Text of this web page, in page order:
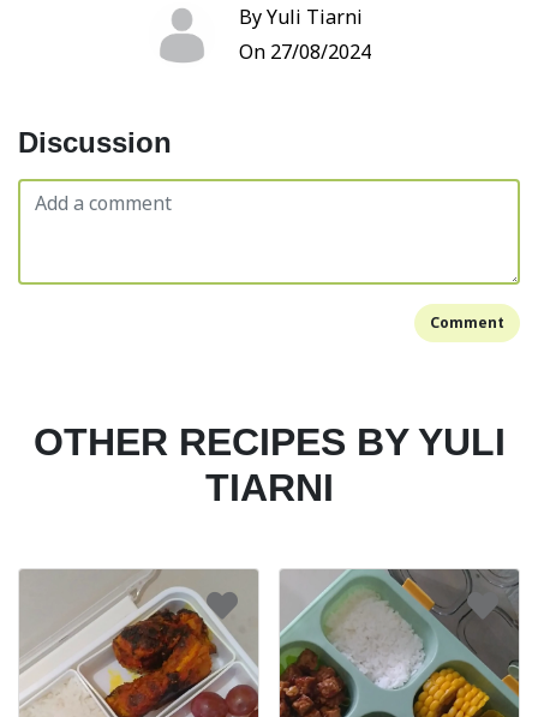
By Yuli Tiarni
On 27/08/2024
Discussion
Comment
OTHER RECIPES BY YULI
TIARNI